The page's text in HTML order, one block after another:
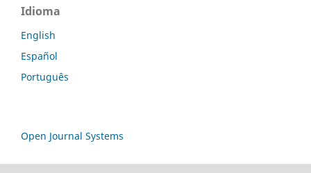
Idioma
English
Español
Português
Open Journal Systems